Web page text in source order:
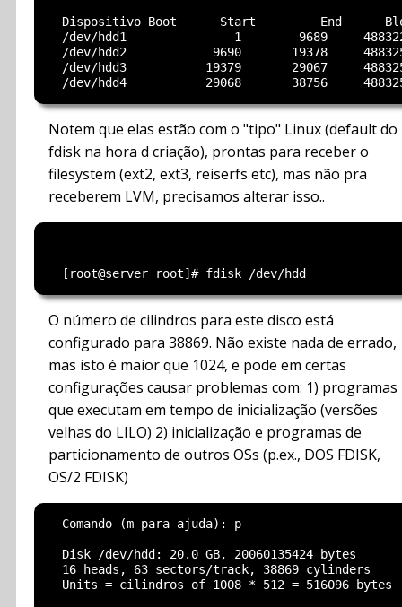
Dispositivo Boot      Start         End
/dev/hdd1               1        9689
/dev/hdd2            9690       19378
/dev/hdd3           19379       29067
Notem que elas estão com o "tipo" Linux (default do
fdisk na hora d criação), prontas para receber o
filesystem (ext2, ext3, reiserfs etc), mas não pra
receberem LVM, precisamos alterar isso..
O número de cilindros para este disco está
configurado para 38869. Não existe nada de errado,
mas isto é maior que 1024, e pode em certas
configurações causar problemas com: 1) programas
que executam em tempo de inicialização (versões
velhas do LILO) 2) inicialização e programas de
particionamento de outros OSs (p.ex., DOS FDISK,
OS/2 FDISK)
  Comando (m para ajuda): p
  Disk /dev/hdd: 20.0 GB, 20060135424 bytes
  16 heads, 63 sectors/track, 38869 cylinders
  Units = cilindros of 1008 * 512 = 516096 bytes